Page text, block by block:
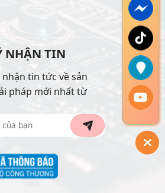
NHẬN TIN
tin tức về sản
pháp mới nhất từ